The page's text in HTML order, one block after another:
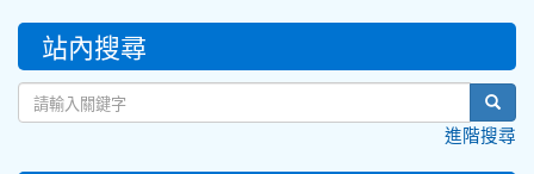
::: 站內搜尋
進階搜尋